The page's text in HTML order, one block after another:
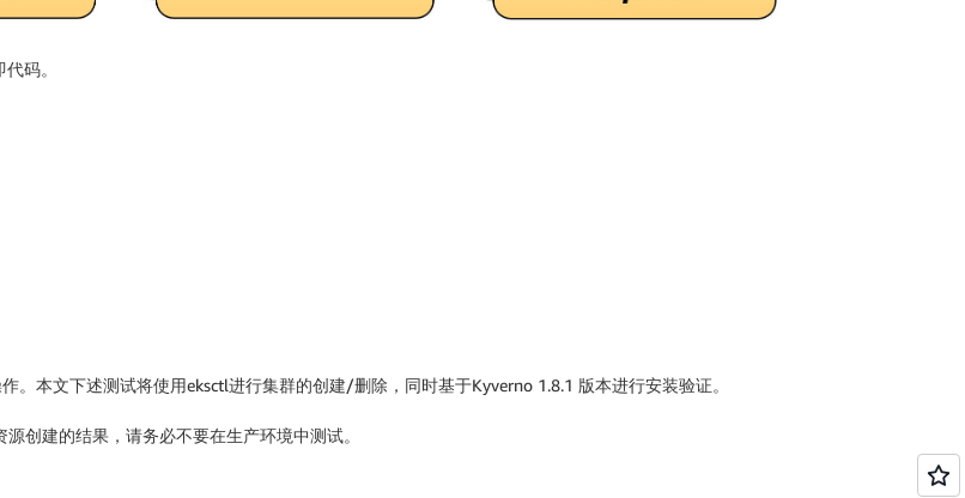
码。
。本文下述测试将使用eksctl进行集群的创建/删除，同时基于Kyverno 1.8.1 版本进行安装验证。
创建的结果，请务必不要在生产环境中测试。